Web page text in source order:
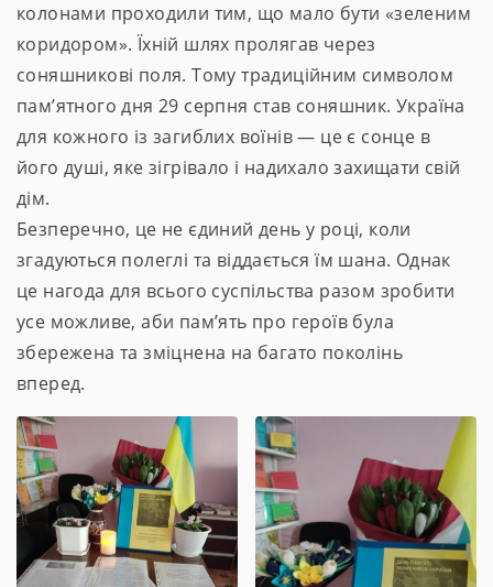
колонами проходили тим, що мало бути «зеленим
коридором». Їхній шлях пролягав через
соняшникові поля. Тому традиційним символом
пам’ятного дня 29 серпня став соняшник. Україна
для кожного із загиблих воїнів — це є сонце в
його душі, яке зігрівало і надихало захищати свій
дім.
Безперечно, це не єдиний день у році, коли
згадуються полеглі та віддається їм шана. Однак
це нагода для всього суспільства разом зробити
усе можливе, аби пам’ять про героїв була
збережена та зміцнена на багато поколінь
вперед.